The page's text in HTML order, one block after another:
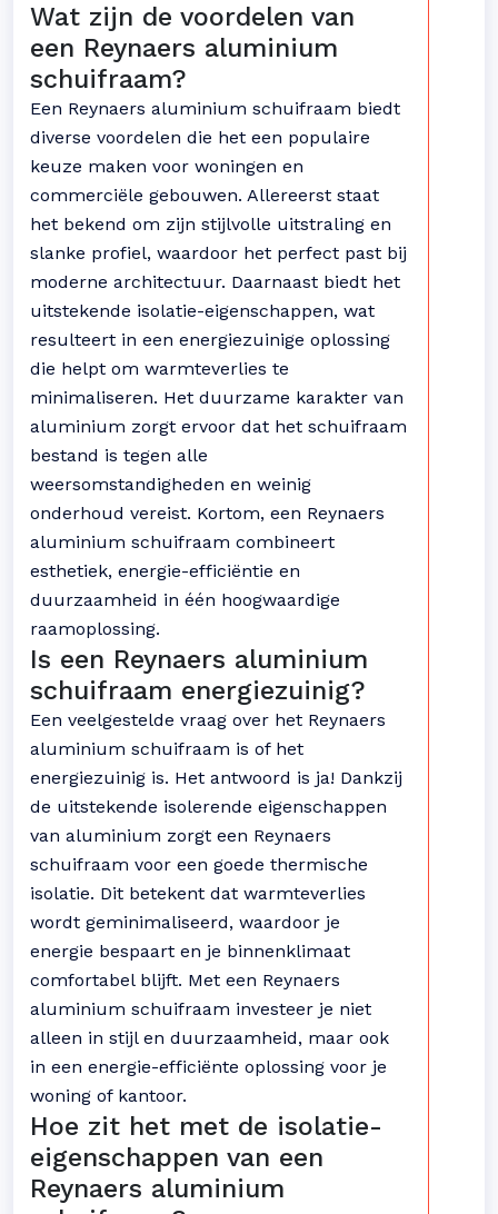
Wat zijn de voordelen van
een Reynaers aluminium
schuifraam?
Een Reynaers aluminium schuifraam biedt
diverse voordelen die het een populaire
keuze maken voor woningen en
commerciële gebouwen. Allereerst staat
het bekend om zijn stijlvolle uitstraling en
slanke profiel, waardoor het perfect past bij
moderne architectuur. Daarnaast biedt het
uitstekende isolatie-eigenschappen, wat
resulteert in een energiezuinige oplossing
die helpt om warmteverlies te
minimaliseren. Het duurzame karakter van
aluminium zorgt ervoor dat het schuifraam
bestand is tegen alle
weersomstandigheden en weinig
onderhoud vereist. Kortom, een Reynaers
aluminium schuifraam combineert
esthetiek, energie-efficiëntie en
duurzaamheid in één hoogwaardige
raamoplossing.
Is een Reynaers aluminium
schuifraam energiezuinig?
Een veelgestelde vraag over het Reynaers
aluminium schuifraam is of het
energiezuinig is. Het antwoord is ja! Dankzij
de uitstekende isolerende eigenschappen
van aluminium zorgt een Reynaers
schuifraam voor een goede thermische
isolatie. Dit betekent dat warmteverlies
wordt geminimaliseerd, waardoor je
energie bespaart en je binnenklimaat
comfortabel blijft. Met een Reynaers
aluminium schuifraam investeer je niet
alleen in stijl en duurzaamheid, maar ook
in een energie-efficiënte oplossing voor je
woning of kantoor.
Hoe zit het met de isolatie-
eigenschappen van een
Reynaers aluminium